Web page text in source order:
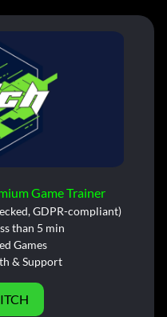
Game Trainer
GDPR-compliant)
than 5 min
Games
& Support